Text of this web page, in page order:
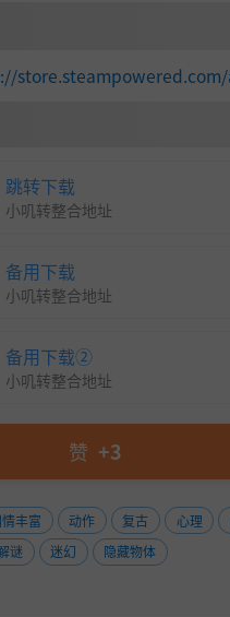
打造的心理惊悚作品中穿
恐惧和绝望的世界。
宇宙，《紫罗兰》提供了
跳转下载
小叽转整合地址
备用下载
小叽转整合地址
备用下载②
小叽转整合地址
赞 +3
丰富 动作 复古 心理
谜 迷幻 隐藏物体